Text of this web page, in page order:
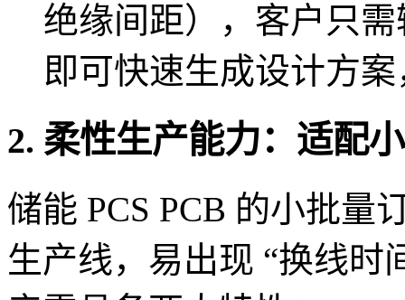
绝缘间距），客户只
即可快速生成设计方
2. 柔性生产能力：适配
储能 PCS PCB 的小批量
生产线，易出现 “换线时